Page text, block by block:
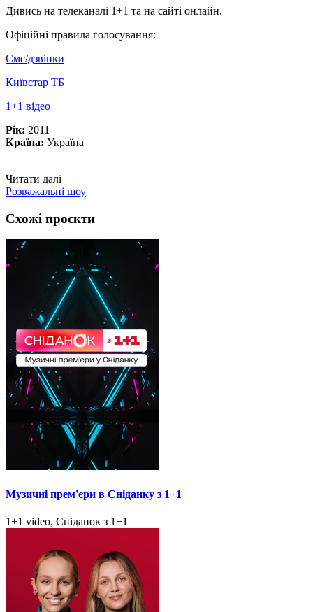
Дивись на телеканалі 1+1 та на сайті онлайн.
Офіційні правила голосування:
Смс/дзвінки
Київстар ТБ
1+1 відео
Рік: 2011
Країна: Україна
Читати далі
Розважальні шоу
Схожі проєкти
Музичні прем'єри в Сніданку з 1+1
1+1 video, Сніданок з 1+1